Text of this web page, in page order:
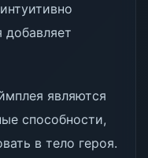
добавляет
являются
способности,
в тело героя.